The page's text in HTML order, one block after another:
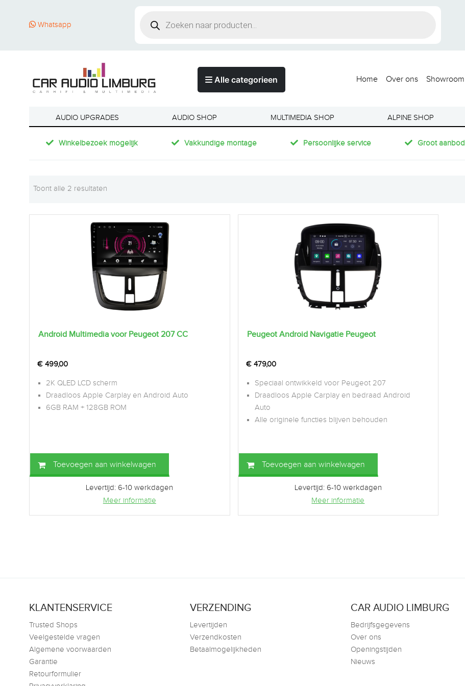
Whatsapp
Alle categorieen Home Over ons Showroom
AUDIO UPGRADES AUDIO SHOP MULTIMEDIA SHOP ALPINE SHOP
Winkelbezoek mogelijk Vakkundige montage Persoonlijke service Groot aanbod
Toont alle 2 resultaten
Android Multimedia voor Peugeot 207 CC
€ 499,00
2K QLED LCD scherm
Draadloos Apple Carplay en Android Auto
6GB RAM + 128GB ROM
Toevoegen aan winkelwagen
Levertijd: 6-10 werkdagen
Meer informatie
Peugeot Android Navigatie Peugeot
€ 479,00
Speciaal ontwikkeld voor Peugeot 207
Draadloos Apple Carplay en bedraad Android
Auto
Alle originele functies blijven behouden
Toevoegen aan winkelwagen
Levertijd: 6-10 werkdagen
Meer informatie
KLANTENSERVICE
Trusted Shops
Veelgestelde vragen
Algemene voorwaarden
Garantie
Retourformulier
VERZENDING
Levertijden
Verzendkosten
Betaalmogelijkheden
CAR AUDIO LIMBURG
Bedrijfsgegevens
Over ons
Openingstijden
Nieuws